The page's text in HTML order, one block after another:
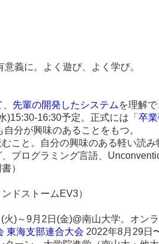
義に。よく遊び、よく学び。
先輩の開発したシステム を理解で
)15:30-16:30予定。正式には「 卒
分が興味のあることをもつ。
こと。自分の興味のある軽い読
プログラミング言語、
）
ドストームEV3）
火)～9月2日(金)@南山大学。オン
東海支部連合大会 2022年8月29日